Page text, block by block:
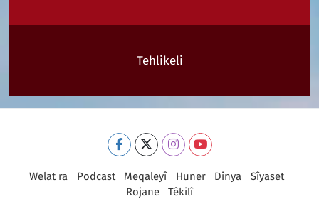
Tehlikeli
Welat ra Podcast Meqaleyî Huner Dinya
Sîyaset
Rojane
Têkilî